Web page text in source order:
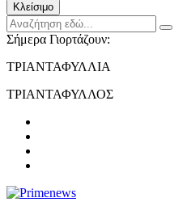
Κλείσιμο
Σήμερα Γιορτάζουν:
ΤΡΙΑΝΤΑΦΥΛΛΙΑ
ΤΡΙΑΝΤΑΦΥΛΛΟΣ